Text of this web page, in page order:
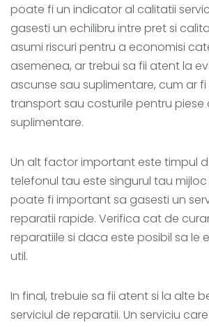
poate fi un indicator al calitatii
gasesti un echilibru intre pret si
asumi riscuri pentru a economisi
asemenea, ar trebui sa fii atent la
ascunse sau suplimentare, cum ar
transport sau costurile pentru piese
suplimentare.
Un alt factor important este timpul
telefonul tau este singurul tau
poate fi important sa gasesti un
reparatii rapide. Verifica cat de
reparatiile si daca este posibil sa le
util.
In final, trebuie sa fii atent si la alte
serviciul de reparatii. Un serviciu